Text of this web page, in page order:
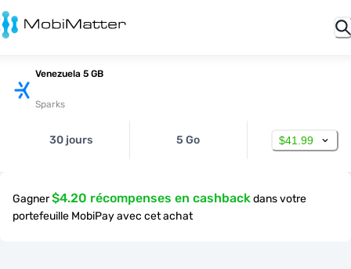
Venezuela 5 GB
Sparks
30 jours 5 Go $41.99
Gagner$4.20 récompenses en cashbackdans votre
portefeuille MobiPay avec cet achat